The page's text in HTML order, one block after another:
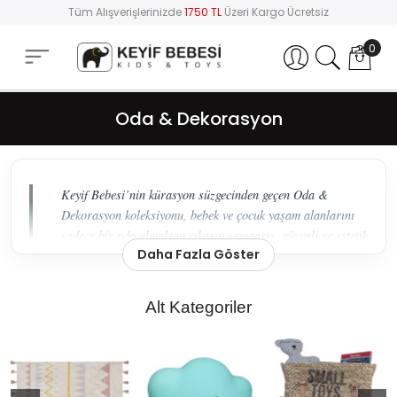
Tüm Alışverişlerinizde1750 TL Üzeri Kargo Ücretsiz
Hesabım 0
Oda & Dekorasyon
Keyif Bebesi’nin kürasyon süzgecinden geçen Oda &
Dekorasyon koleksiyonu, bebek ve çocuk yaşam alanlarını
sadece bir oda olmaktan çıkarıp zamansız, güvenli ve estetik
birer yaşam merkezine dönüştürüyor.
Fonksiyonel Tasarımlar
estetik tutkusu
ebeveynlerin güven arayışını
mükemmel bir
dengede buluşturuyoruz. Keyif Bebesi olarak, 5000’den
Daha Fazla Göster
Alt Kategoriler